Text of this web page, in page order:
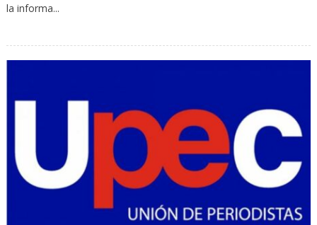
la informa...